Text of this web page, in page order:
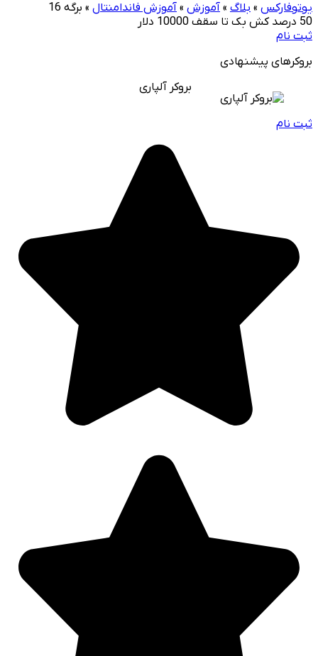
یوتوفارکس » بلاگ » آموزش » آموزش فاندامنتال » برگه 16
50 درصد کش بک تا سقف 10000 دلار
ثبت نام
بروکرهای پیشنهادی
بروکر آلپاری
ثبت نام